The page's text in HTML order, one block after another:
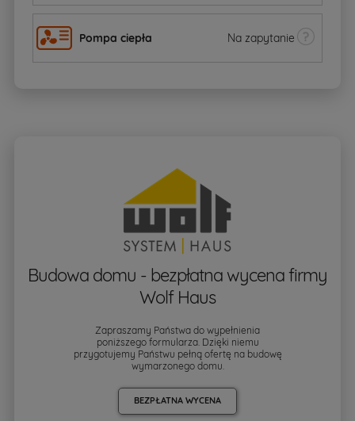
Pompa ciepła Na zapytanie
Budowa domu - bezpłatna wycena firmy
Wolf Haus
Zapraszamy Państwa do wypełnienia
poniższego formularza. Dzięki niemu
przygotujemy Państwu pełną ofertę na budowę
wymarzonego domu.
BEZPŁATNA WYCENA